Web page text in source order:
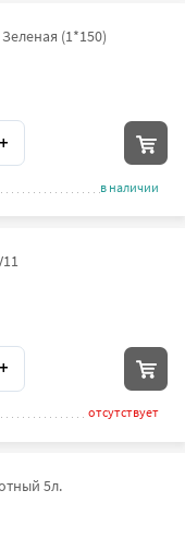
(1*150)
+
в наличии
+
отсутствует
5л.